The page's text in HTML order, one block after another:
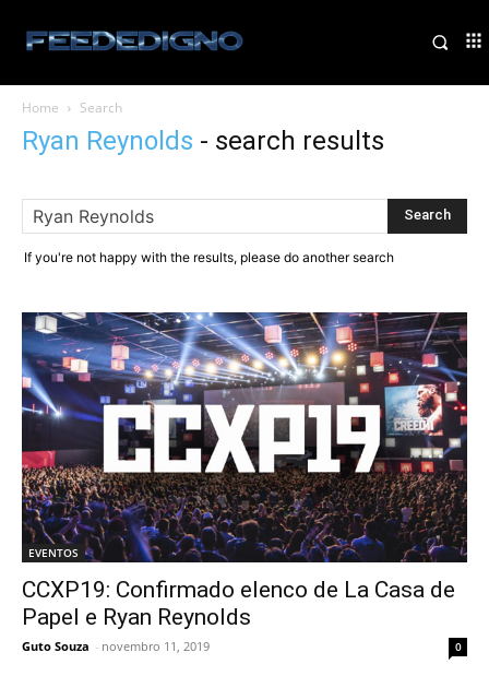
Home Search
Ryan Reynolds - search results
If you're not happy with the results, please do another search
EVENTOS
CCXP19: Confirmado elenco de La Casa de
Papel e Ryan Reynolds
Guto Souza - novembro 11, 2019 0